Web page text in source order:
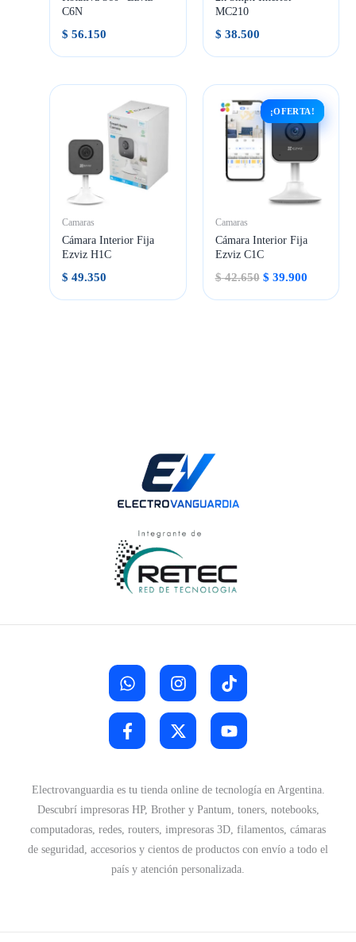
C6N
$ 56.150
MC210
$ 38.500
Camaras
Cámara Interior Fija
Ezviz H1C
$ 49.350
¡OFERTA!
¡OFERTA!
Camaras
Cámara Interior Fija
Ezviz C1C
$42.650 El
original
$ 39.900El
precio
actual
Electrovanguardia es tu tienda online de tecnología en Argentina.
Descubrí impresoras HP, Brother y Pantum, toners, notebooks,
computadoras, redes, routers, impresoras 3D, filamentos, cámaras
de seguridad, accesorios y cientos de productos con envío a todo el
país y atención personalizada.